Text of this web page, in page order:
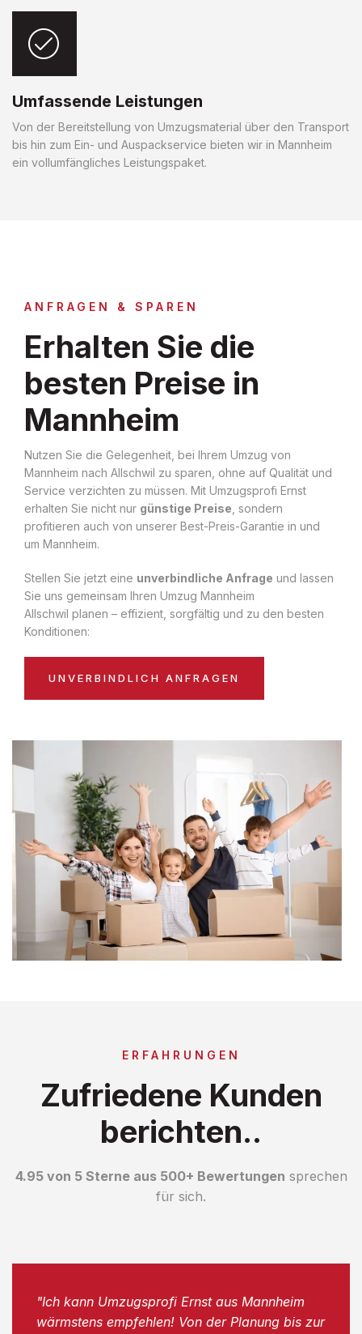
Umfassende Leistungen
Von der Bereitstellung von Umzugsmaterial über den Transport
bis hin zum Ein- und Auspackservice bieten wir in Mannheim
ein vollumfängliches Leistungspaket.
ANFRAGEN & SPAREN
Erhalten Sie die
besten Preise in
Mannheim
Nutzen Sie die Gelegenheit, bei Ihrem Umzug von
Mannheim nach Allschwil zu sparen, ohne auf Qualität und
Service verzichten zu müssen. Mit Umzugsprofi Ernst
erhalten Sie nicht nur günstige Preise , sondern
profitieren auch von unserer Best-Preis-Garantie in und
um Mannheim.
Stellen Sie jetzt eine unverbindliche Anfrage und lassen
Sie uns gemeinsam Ihren Umzug Mannheim
Allschwil planen – effizient, sorgfältig und zu den besten
Konditionen:
UNVERBINDLICH ANFRAGEN
ERFAHRUNGEN
Zufriedene Kunden
berichten..
4.95 von 5 Sterne aus 500+ Bewertungen sprechen
für sich.
"Ich kann Umzugsprofi Ernst aus Mannheim
wärmstens empfehlen! Von der Planung bis zur